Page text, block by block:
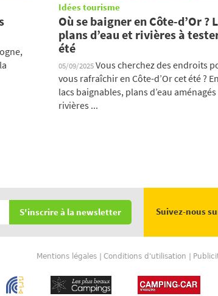
Idées tourisme
Où se baigner en Côte-d’Or ?
plans d’eau et rivières à
été
05/09/2025Vous cherchez des endroits
vous rafraîchir en Côte-d’Or cet été ?
lacs baignables, plans d’eau
rivières ...
S'inscrire à la newsletter Suivez-nous
Mentions légales Conditions d'utilisation